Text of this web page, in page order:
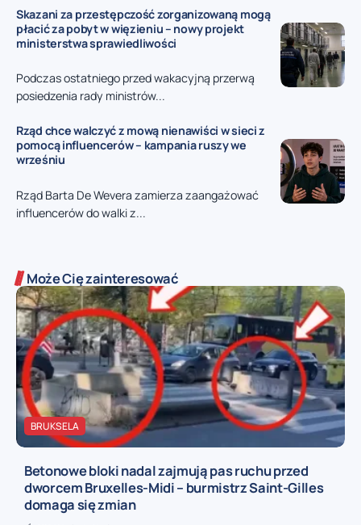
Skazani za przestępczość zorganizowaną mogą
płacić za pobyt w więzieniu – nowy projekt
ministerstwa sprawiedliwości
Podczas ostatniego przed wakacyjną przerwą
posiedzenia rady ministrów...
Rząd chce walczyć z mową nienawiści w sieci z
pomocą influencerów – kampania ruszy we
wrześniu
Rząd Barta De Wevera zamierza zaangażować
influencerów do walki z...
Może Cię zainteresować
BRUKSELA
Betonowe bloki nadal zajmują pas ruchu przed
dworcem Bruxelles-Midi – burmistrz Saint-Gilles
domaga się zmian